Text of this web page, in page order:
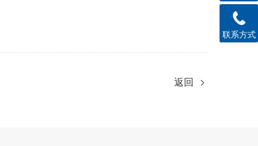
返回
联系方式